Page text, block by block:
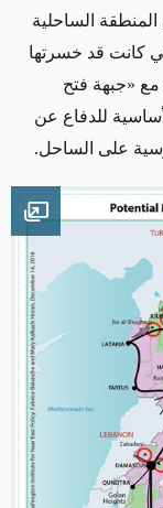
الساحلية
كانت قد خسرتها
ضارية مع «جبهة فتح
للدفاع عن
على الساحل.